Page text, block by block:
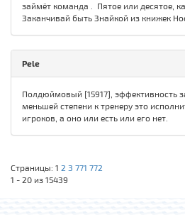
займёт команда . Пятое или десятое,
Заканчивай быть Знайкой из книжек
Pele
Полдюймовый [15917], эффективность
меньшей степени к тренеру это
игроков, а оно или есть или его нет.
Страницы: 1 2 3 771 772
1 - 20 из 15439